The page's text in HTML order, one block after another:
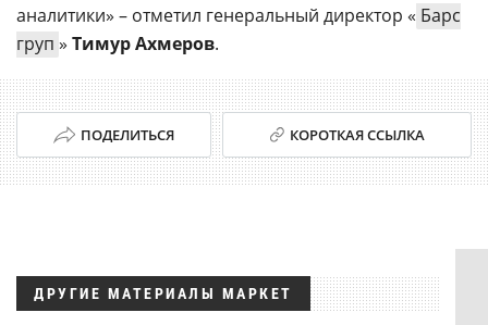
аналитики» – отметил генеральный директор « Барс
груп » Тимур Ахмеров.
ПОДЕЛИТЬСЯ КОРОТКАЯ ССЫЛКА
ДРУГИЕ МАТЕРИАЛЫ МАРКЕТ